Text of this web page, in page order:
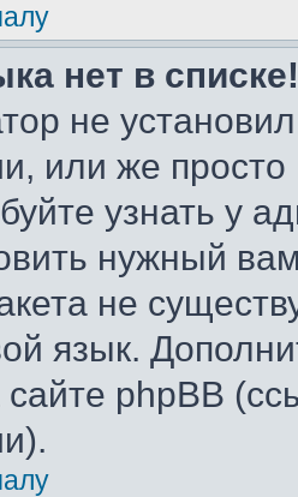
нет в списке!
не
или же
узнать у
нужный
не
язык.
сайте phpBB